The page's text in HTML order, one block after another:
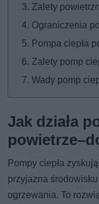
Zalety
Ograniczenia
Pompa ciepła
Zalety pomp
Wady pomp
Jak działa
Pompy ciepła
przyjazna
ogrzewania. To